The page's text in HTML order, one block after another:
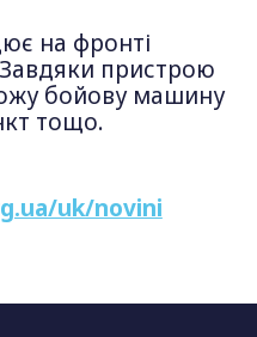
на фронті
пристрою
бойову машину
тощо.
uk/novini